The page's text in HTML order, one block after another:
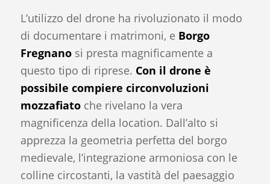
L’utilizzo del drone ha rivoluzionato il modo
di documentare i matrimoni, e Borgo
Fregnanosi presta magnificamente a
questo tipo di riprese. Con il drone è
possibile compiere circonvoluzioni
mozzafiatoche rivelano la vera
magnificenza della location. Dall’alto si
apprezza la geometria perfetta del borgo
medievale, l’integrazione armoniosa con le
colline circostanti, la vastità del paesaggio